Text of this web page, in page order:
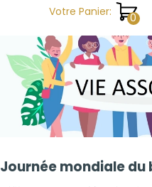
Aller au contenuVotre Panier:
Journée mondiale du